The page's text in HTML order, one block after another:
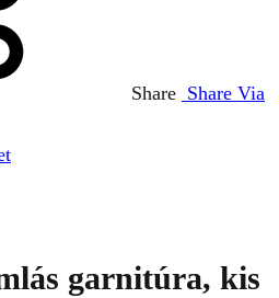
Share Share Via
garnitúra, kis